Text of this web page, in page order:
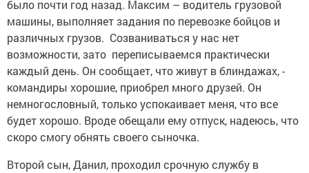
было почти год назад. Максим – водитель грузовой
машины, выполняет задания по перевозке бойцов и
различных грузов. Созваниваться у нас нет
возможности, зато переписываемся практически
каждый день. Он сообщает, что живут в блиндажах, ­
командиры хорошие, приобрел много друзей. Он
немногословный, только успокаивает меня, что все
будет хорошо. Вроде обещали ему отпуск, надеюсь, что
скоро смогу обнять своего сыночка.
Второй сын, Данил, проходил срочную службу в